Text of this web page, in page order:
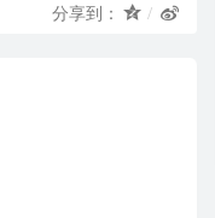
分享到：